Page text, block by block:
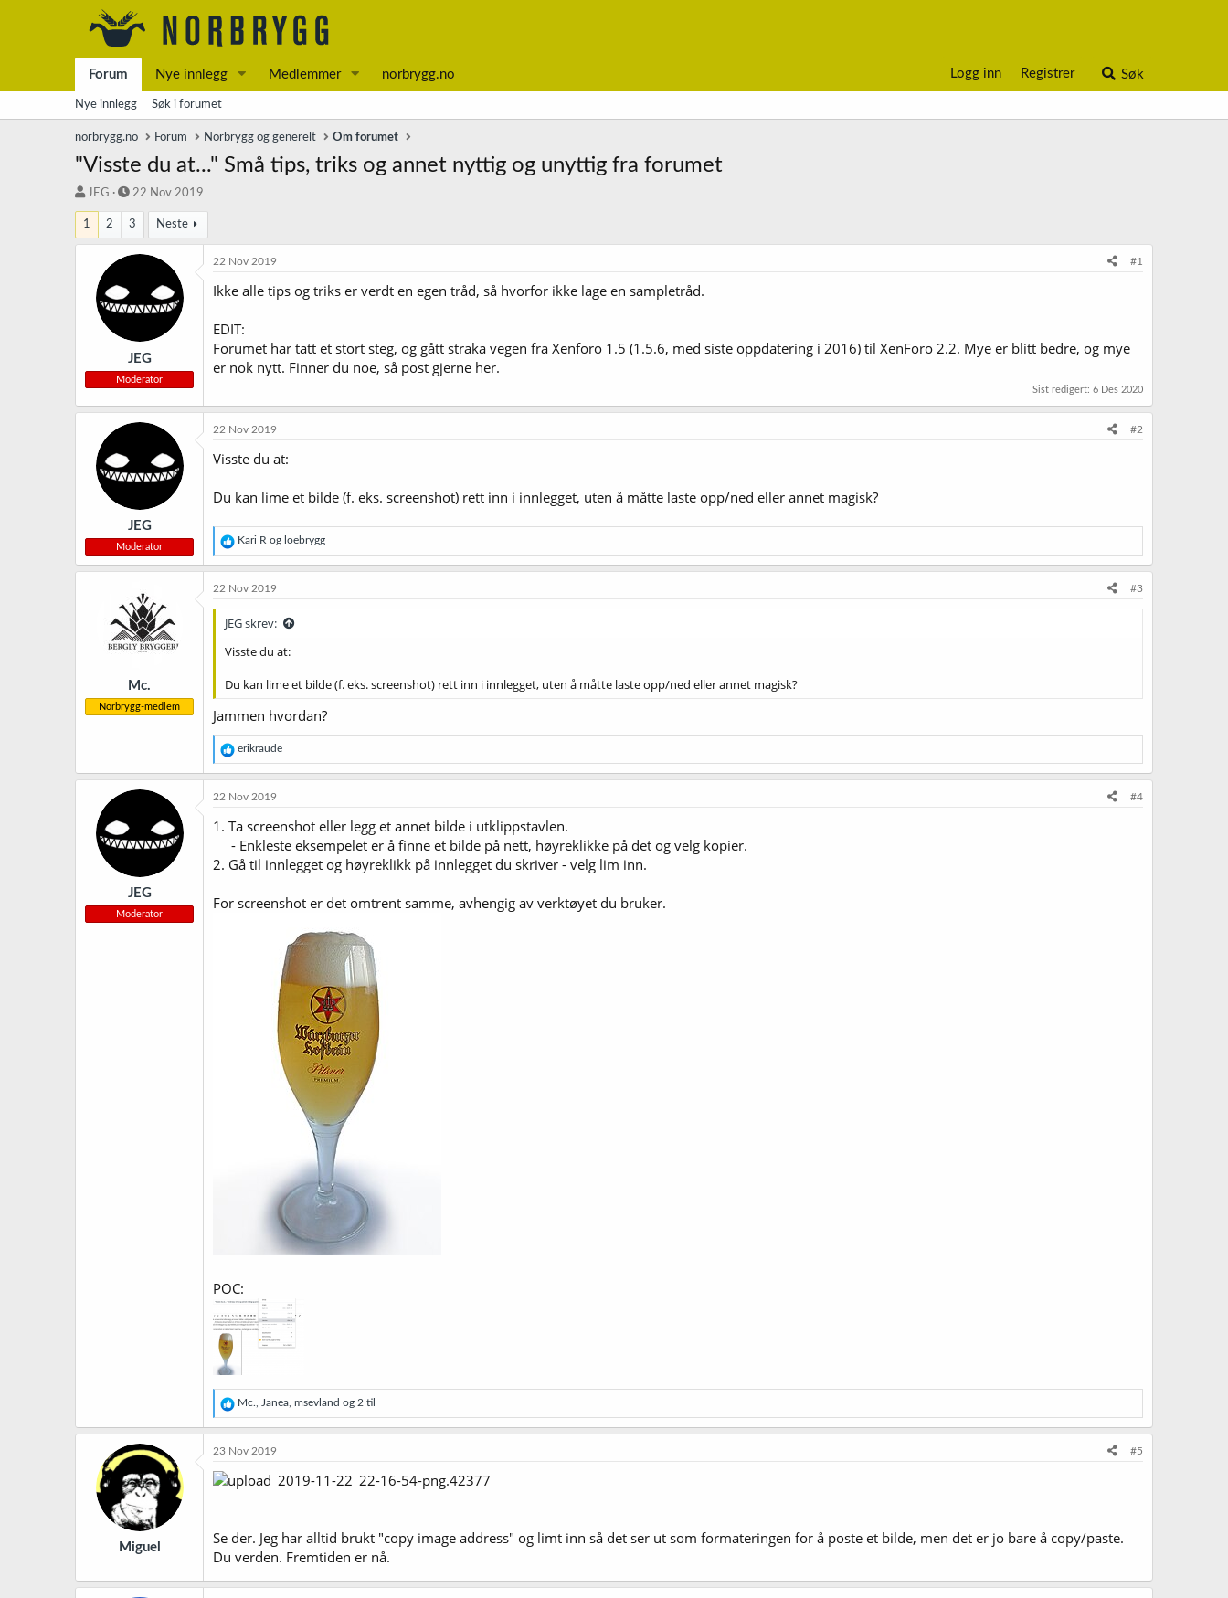
Forum Nye innlegg Medlemmer norbrygg.no Logg inn Registrer Søk
Nye innlegg Søk i forumet
norbrygg.no Forum Norbrygg og generelt Om forumet
"Visste du at..." Små tips, triks og annet nyttig og unyttig fra forumet
T
r
å
d
JEG
S
a
r
t
t
22 Nov 2019
1 2 3 Neste
JEG
Moderator
22 Nov 2019 #1
Ikke alle tips og triks er verdt en egen tråd, så hvorfor ikke lage en sampletråd.
EDIT:
Forumet har tatt et stort steg, og gått straka vegen fra Xenforo 1.5 (1.5.6, med siste oppdatering i 2016) til XenForo 2.2. Mye er blitt bedre, og mye
er nok nytt. Finner du noe, så post gjerne her.
Sist redigert: 6 Des 2020
JEG
Moderator
22 Nov 2019 #2
Visste du at:
Du kan lime et bilde (f. eks. screenshot) rett inn i innlegget, uten å måtte laste opp/ned eller annet magisk?
R
e
a
j
o
e
:
Kari R og loebrygg
Mc.
Norbrygg-medlem
22 Nov 2019 #3
JEG skrev:
Visste du at:
Du kan lime et bilde (f. eks. screenshot) rett inn i innlegget, uten å måtte laste opp/ned eller annet magisk?
Jammen hvordan?
R
e
a
o
n
e
erikraude
JEG
Moderator
22 Nov 2019 #4
1. Ta screenshot eller legg et annet bilde i utklippstavlen.
- Enkleste eksempelet er å finne et bilde på nett, høyreklikke på det og velg kopier.​
2. Gå til innlegget og høyreklikk på innlegget du skriver - velg lim inn.
For screenshot er det omtrent samme, avhengig av verktøyet du bruker.
POC:
R
e
a
o
r
Mc. Janea msevland og 2 til
Miguel
23 Nov 2019 #5
Se der. Jeg har alltid brukt "copy image address" og limt inn så det ser ut som formateringen for å poste et bilde, men det er jo bare å copy/paste.
Du verden. Fremtiden er nå.